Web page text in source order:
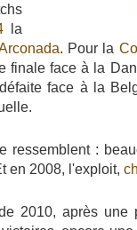
la
. Pour la
finale face à la
face à la
ressemblent :
en 2008, l'exploit,
2010, après une